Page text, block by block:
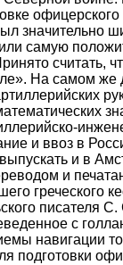
значительно
самую
считать,
На самом
и ввоз в
и в
и
греческого
писателя
с
навигации
подготовки